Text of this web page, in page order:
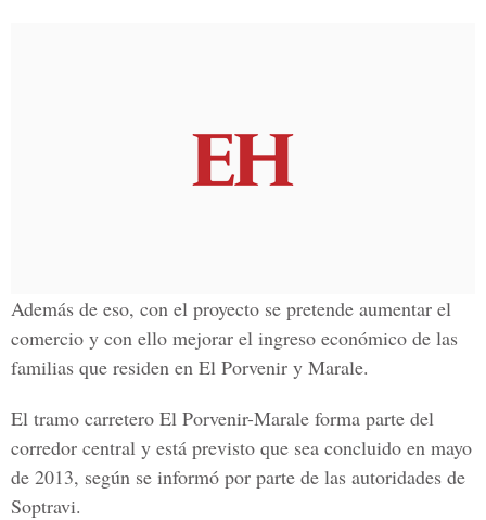
Además de eso, con el proyecto se pretende aumentar el
comercio y con ello mejorar el ingreso económico de las
familias que residen en El Porvenir y Marale.
El tramo carretero El Porvenir-Marale forma parte del
corredor central y está previsto que sea concluido en mayo
de 2013, según se informó por parte de las autoridades de
Soptravi.